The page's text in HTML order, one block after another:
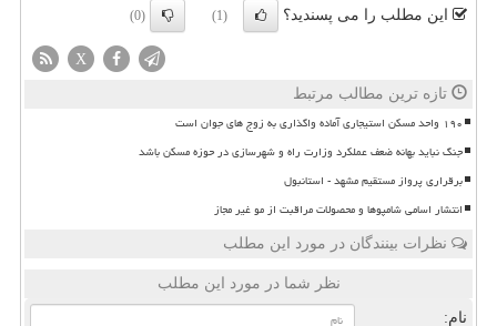
این مطلب را می پسندید؟ (1)
(0)
X
تازه ترین مطالب مرتبط
۱۹۰ واحد مسکن استیجاری آماده واگذاری به زوج های جوان است
جنگ نباید بهانه ضعف عملکرد وزارت راه و شهرسازی در حوزه مسکن باشد
برقراری پرواز مستقیم مشهد - استانبول
انتشار اسامی شامپوها و محصولات مراقبت از مو غیر مجاز
نظرات بینندگان در مورد این مطلب
نظر شما در مورد این مطلب
نام: